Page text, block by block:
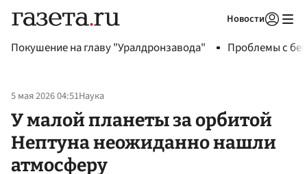
Новости
Покушение на главу "Уралдронзавода" Проблемы с
5 мая 2026 04:51Наука
У малой планеты за орбитой
Нептуна неожиданно нашли
атмосферу